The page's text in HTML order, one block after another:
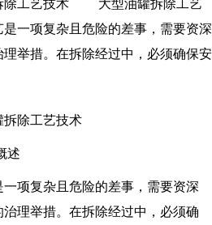
工艺技术 大型油罐拆除工艺
项复杂且危险的差事，需要资深
举措。在拆除经过中，必须确保安
除工艺技术
述
项复杂且危险的差事，需要资深
理举措。在拆除经过中，必须确